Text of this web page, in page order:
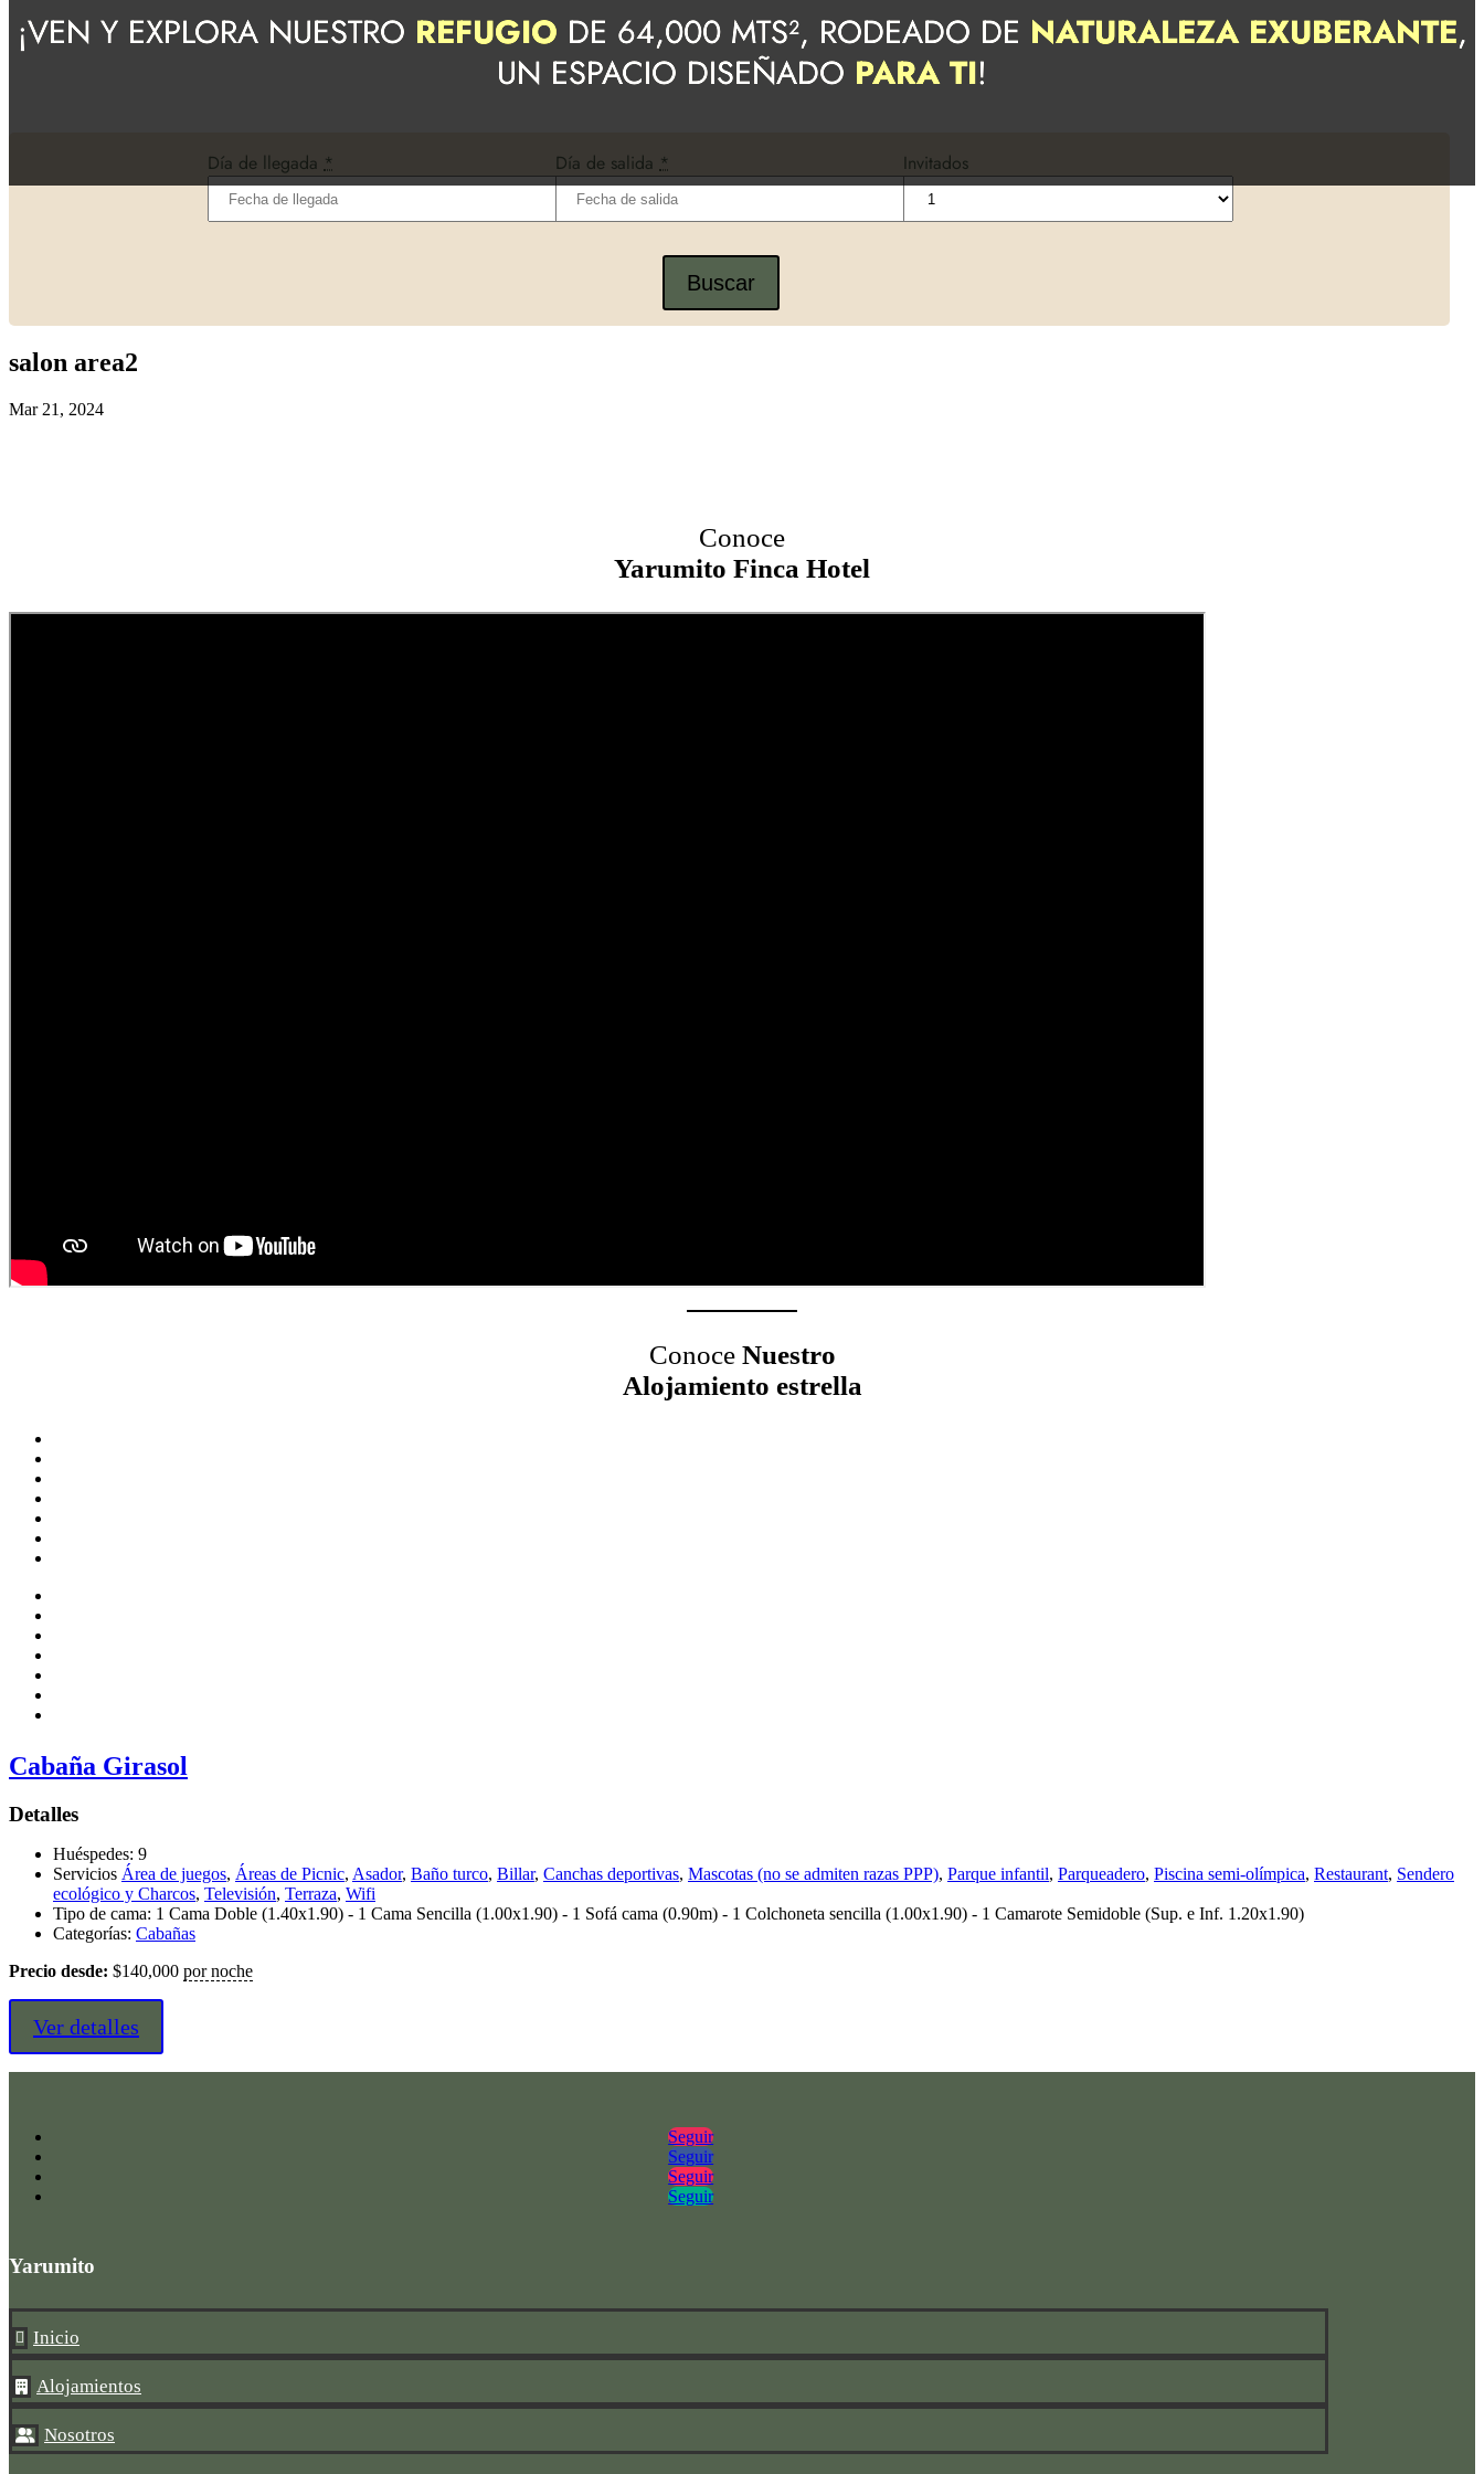
¡VEN Y EXPLORA NUESTRO REFUGIO DE 64,000 MTS², RODEADO DE NATURALEZA EXUBERANTE,
UN ESPACIO DISEÑADO PARA TI!
Día de llegada* Día de salida* Invitados
salon area2
Mar 21, 2024
Conoce
Yarumito Finca Hotel
ConoceNuestro
Alojamiento estrella
Cabaña Girasol
Detalles
Huéspedes: 9
Servicios Área de juegos, Áreas de Picnic, Asador, Baño turco, Billar, Canchas deportivas, Mascotas (no se admiten razas PPP), Parque infantil, Parqueadero, Piscina semi-olímpica, Restaurant, Sendero
ecológico y Charcos, Televisión, Terraza, Wifi
Tipo de cama: 1 Cama Doble (1.40x1.90) - 1 Cama Sencilla (1.00x1.90) - 1 Sofá cama (0.90m) - 1 Colchoneta sencilla (1.00x1.90) - 1 Camarote Semidoble (Sup. e Inf. 1.20x1.90)
Categorías: Cabañas
Precio desde: $140,000 por noche
Ver detalles
Seguir
Seguir
Seguir
Seguir
Yarumito
 Inicio
 Alojamientos
 Nosotros